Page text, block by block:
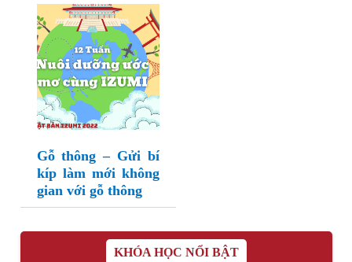
Gỗ thông – Gửi bí
kíp làm mới không
gian với gỗ thông
KHÓA HỌC NỔI BẬT